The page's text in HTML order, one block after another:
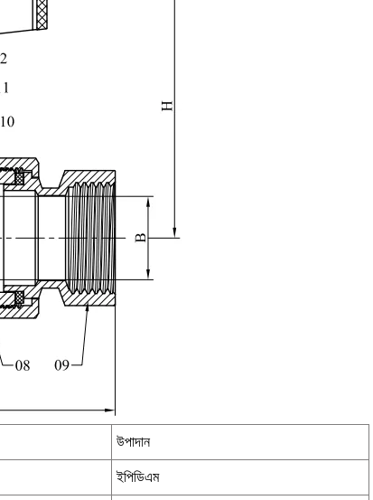
উপাদান
ইপিডিএম